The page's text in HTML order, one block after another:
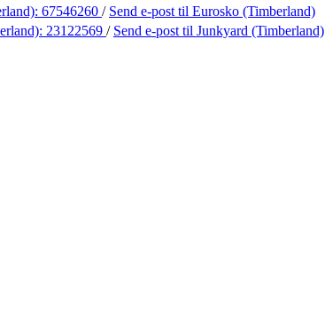
67546260 / Send e-post til Eurosko (Timberland)
23122569 / Send e-post til Junkyard (Timberland)